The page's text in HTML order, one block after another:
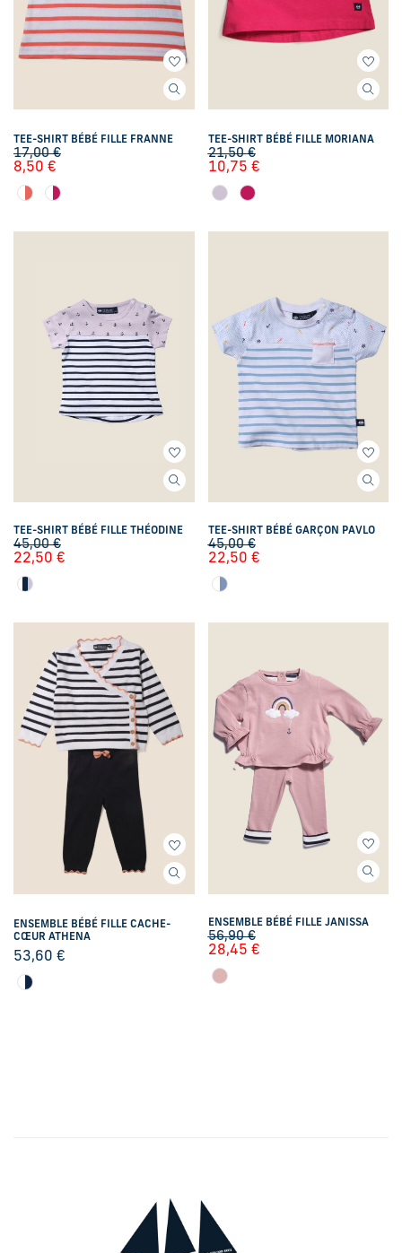
TEE-SHIRT BÉBÉ FILLE FRANNE
17,00€
8,50 €
TEE-SHIRT BÉBÉ FILLE MORIANA
21,50€
10,75 €
TEE-SHIRT BÉBÉ FILLE THÉODINE
45,00€
22,50 €
TEE-SHIRT BÉBÉ GARÇON PAVLO
45,00€
22,50 €
ENSEMBLE BÉBÉ FILLE CACHE-
CŒUR ATHENA
53,60 €
ENSEMBLE BÉBÉ FILLE JANISSA
56,90€
28,45 €